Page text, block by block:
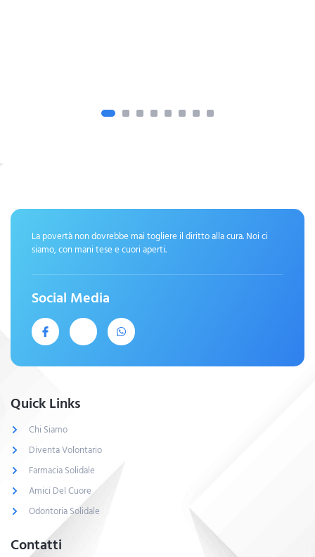
La povertà non dovrebbe mai togliere il diritto alla cura. Noi ci
siamo, con mani tese e cuori aperti.
Social Media
Quick Links
Chi Siamo
Diventa Volontario
Farmacia Solidale
Amici Del Cuore
Odontoria Solidale
Contatti